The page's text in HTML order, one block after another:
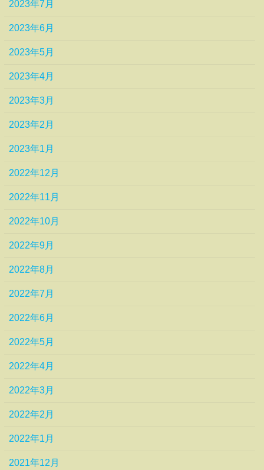
2023年7月
2023年6月
2023年5月
2023年4月
2023年3月
2023年2月
2023年1月
2022年12月
2022年11月
2022年10月
2022年9月
2022年8月
2022年7月
2022年6月
2022年5月
2022年4月
2022年3月
2022年2月
2022年1月
2021年12月